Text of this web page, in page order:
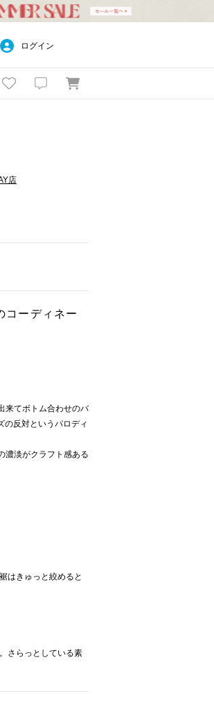
ログイン
店
コーディネー
来てボトム合わせのバ
反対というパロディ
濃淡がクラフト感ある
はきゅっと絞めると
さらっとしている素